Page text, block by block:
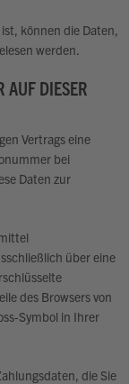
können die Daten,
werden.
AUF DIESER
Vertrags eine
bei
Daten zur
über eine
des Browsers von
Symbol in Ihrer
die Sie